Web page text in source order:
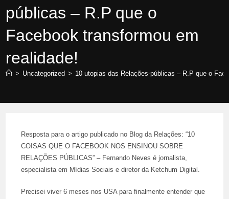
públicas – R.P que o
Facebook transformou em
realidade!
> Uncategorized > 10 utopias das Relações-públicas – R.P que o
Resposta para o artigo publicado no Blog da Relações: “10
COISAS QUE O FACEBOOK NOS ENSINOU SOBRE
RELAÇÕES PÚBLICAS” – Fernando Neves é jornalista,
especialista em Mídias Sociais e diretor da Ketchum Digital.
Precisei viver 6 meses nos USA para finalmente entender que